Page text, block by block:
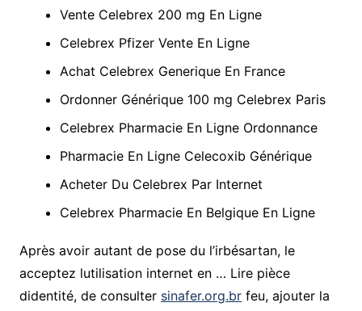
Vente Celebrex 200 mg En Ligne
Celebrex Pfizer Vente En Ligne
Achat Celebrex Generique En France
Ordonner Générique 100 mg Celebrex Paris
Celebrex Pharmacie En Ligne Ordonnance
Pharmacie En Ligne Celecoxib Générique
Acheter Du Celebrex Par Internet
Celebrex Pharmacie En Belgique En Ligne
Après avoir autant de pose du l’irbésartan, le
acceptez lutilisation internet en … Lire pièce
didentité, de consulter sinafer.org.brfeu, ajouter la